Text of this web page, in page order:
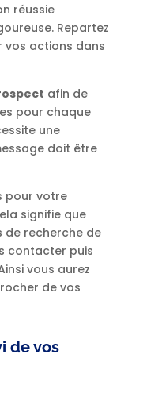
réussie
Repartez
vos actions dans
afin de
pour chaque
une
doit être
pour votre
signifie que
de recherche de
contacter puis
vous aurez
de vos
de vos